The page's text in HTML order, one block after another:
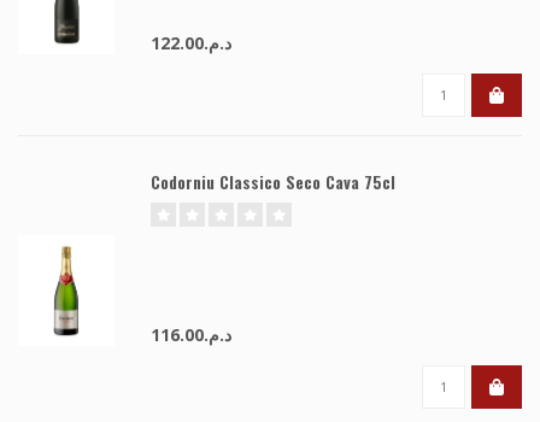
د.م.122.00
Codorniu Classico Seco Cava 75cl
د.م.116.00